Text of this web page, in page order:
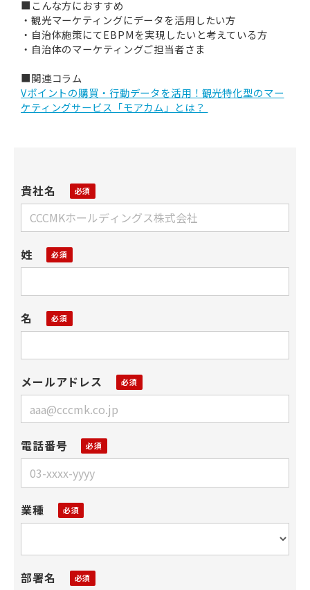
■こんな方におすすめ
・観光マーケティングにデータを活用したい方
・自治体施策にてEBPMを実現したいと考えている方
・自治体のマーケティングご担当者さま
■関連コラム
Vポイントの購買・行動データを活用！観光特化型のマー
ケティングサービス「モアカム」とは？
貴社名
姓
名
メールアドレス
電話番号
業種
部署名